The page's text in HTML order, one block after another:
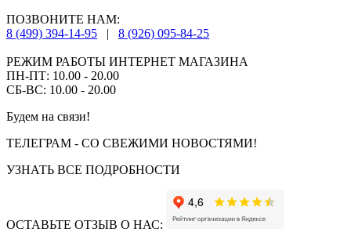
ПОЗВОНИТЕ НАМ:
8 (499) 394-14-95
| 8 (926) 095-84-25
РЕЖИМ РАБОТЫ ИНТЕРНЕТ МАГАЗИНА
ПН-ПТ: 10.00 - 20.00
СБ-ВС: 10.00 - 20.00
Будем на связи!
ТЕЛЕГРАМ - СО СВЕЖИМИ НОВОСТЯМИ!
УЗНАТЬ ВСЕ ПОДРОБНОСТИ
ОСТАВЬТЕ ОТЗЫВ О НАС: